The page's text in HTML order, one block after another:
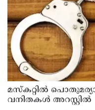
മസ്‌കറ്റില്‍
വനിതകള്‍ അറസ്റ്റില്‍